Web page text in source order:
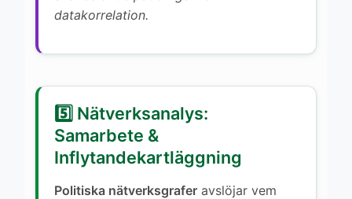
datakorrelation.
5️⃣ Nätverksanalys:
Samarbete &
Inflytandekartläggning
Politiska nätverksgrafer avslöjar vem